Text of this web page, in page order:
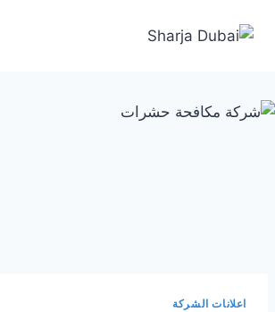
اعلانات الشركة